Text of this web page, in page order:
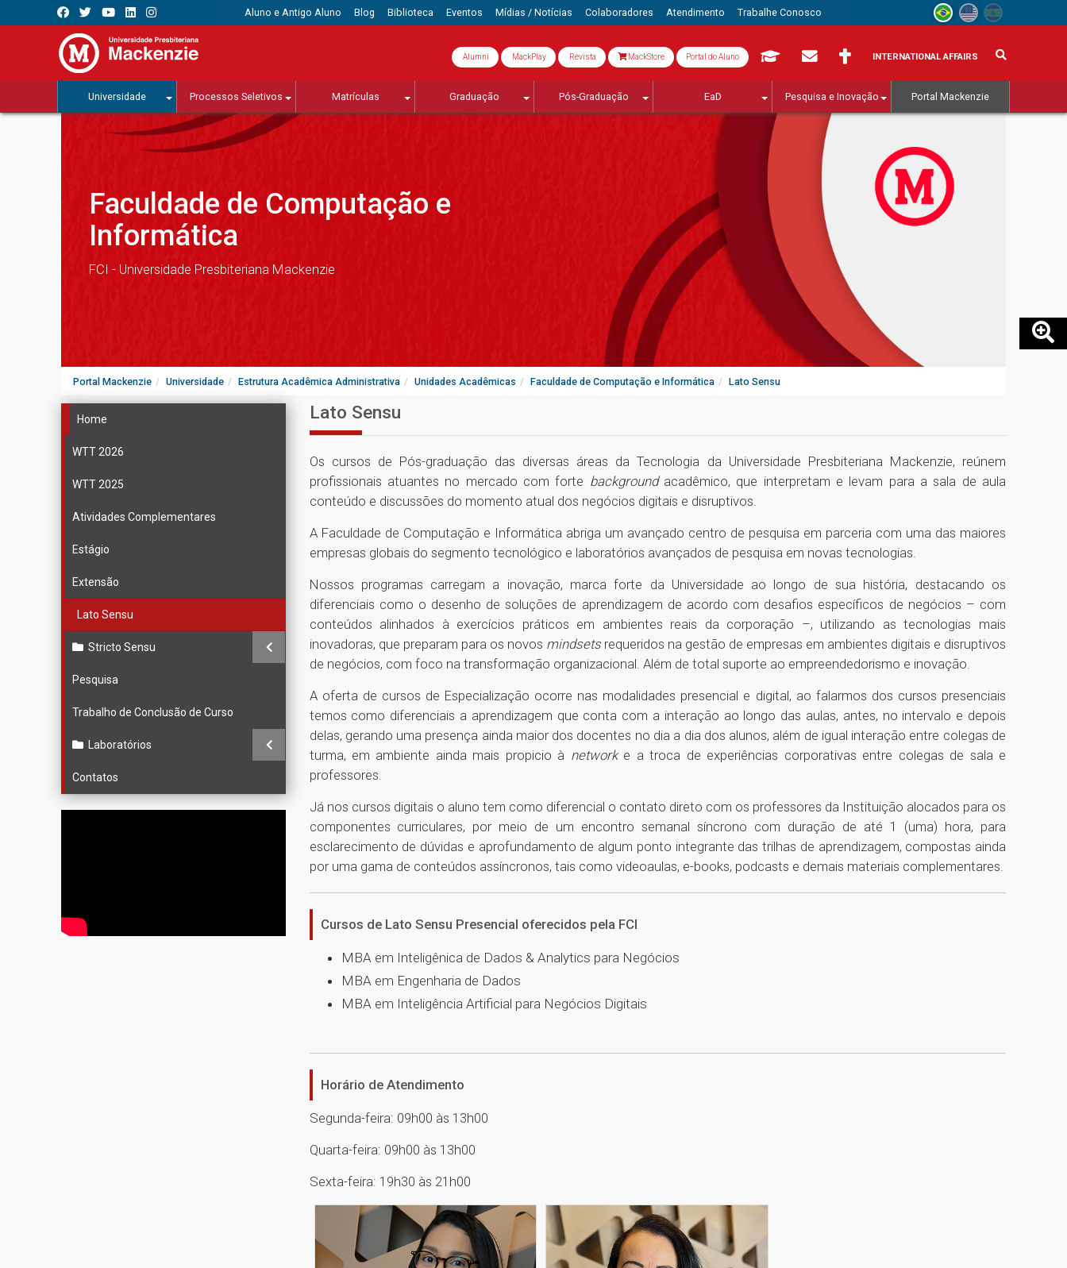
Aluno e Antigo Aluno Blog Biblioteca Eventos Mídias / Notícias Colaboradores Atendimento Trabalhe Conosco
Alumni MackPlay Revista MackStore Portal do Aluno INTERNATIONAL AFFAIRS
Universidade Processos Seletivos Matrículas Graduação Pós-Graduação EaD Pesquisa e Inovação Portal Mackenzie
Faculdade de Computação e
Informática
FCI - Universidade Presbiteriana Mackenzie
Portal Mackenzie Universidade Estrutura Acadêmica Administrativa Unidades Acadêmicas Faculdade de Computação e Informática Lato Sensu
Home
WTT 2026
WTT 2025
Atividades Complementares
Estágio
Extensão
Lato Sensu
Stricto Sensu
Pesquisa
Trabalho de Conclusão de Curso
Laboratórios
Contatos
Lato Sensu
Os cursos de Pós-graduação das diversas áreas da Tecnologia da Universidade Presbiteriana Mackenzie, reúnem
profissionais atuantes no mercado com forte background acadêmico, que interpretam e levam para a sala de aula
conteúdo e discussões do momento atual dos negócios digitais e disruptivos.
A Faculdade de Computação e Informática abriga um avançado centro de pesquisa em parceria com uma das maiores
empresas globais do segmento tecnológico e laboratórios avançados de pesquisa em novas tecnologias.
Nossos programas carregam a inovação, marca forte da Universidade ao longo de sua história, destacando os
diferenciais como o desenho de soluções de aprendizagem de acordo com desafios específicos de negócios – com
conteúdos alinhados à exercícios práticos em ambientes reais da corporação –, utilizando as tecnologias mais
inovadoras, que preparam para os novos mindsetsrequeridos na gestão de empresas em ambientes digitais e disruptivos
de negócios, com foco na transformação organizacional. Além de total suporte ao empreendedorismo e inovação.
A oferta de cursos de Especialização ocorre nas modalidades presencial e digital, ao falarmos dos cursos presenciais
temos como diferenciais a aprendizagem que conta com a interação ao longo das aulas, antes, no intervalo e depois
delas, gerando uma presença ainda maior dos docentes no dia a dia dos alunos, além de igual interação entre colegas de
turma, em ambiente ainda mais propicio à networke a troca de experiências corporativas entre colegas de sala e
professores.
Já nos cursos digitais o aluno tem como diferencial o contato direto com os professores da Instituição alocados para os
componentes curriculares, por meio de um encontro semanal síncrono com duração de até 1 (uma) hora, para
esclarecimento de dúvidas e aprofundamento de algum ponto integrante das trilhas de aprendizagem, compostas ainda
por uma gama de conteúdos assíncronos, tais como videoaulas, e-books, podcasts e demais materiais complementares.
Cursos de Lato Sensu Presencial oferecidos pela FCI
MBA em Inteligênica de Dados & Analytics para Negócios
MBA em Engenharia de Dados
MBA em Inteligência Artificial para Negócios Digitais
Horário de Atendimento
Segunda-feira: 09h00 às 13h00
Quarta-feira: 09h00 às 13h00
Sexta-feira: 19h30 às 21h00